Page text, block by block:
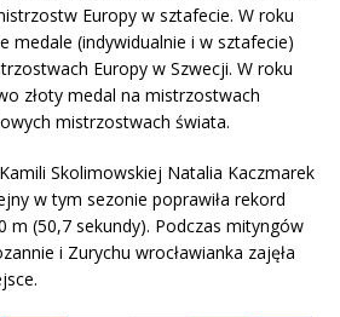
Europy w sztafecie. W roku
medale (indywidualnie i w sztafecie)
Europy w Szwecji. W roku
złoty medal na mistrzostwach
mistrzostwach świata.
Skolimowskiej Natalia Kaczmarek
w tym sezonie poprawiła rekord
m (50,7 sekundy). Podczas mityngów
i Zurychu wrocławianka zajęła